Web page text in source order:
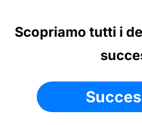
Scopriamo tutti i